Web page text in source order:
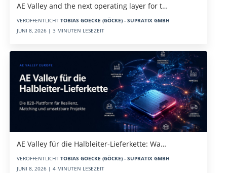
AE Valley and the next operating layer for t…
VERÖFFENTLICHT TOBIAS GOECKE (GÖCKE) - SUPRATIX GMBH
JUNI 8, 2026 | 3 MINUTEN LESEZEIT
AE Valley für die Halbleiter-Lieferkette: Wa…
VERÖFFENTLICHT TOBIAS GOECKE (GÖCKE) - SUPRATIX GMBH
JUNI 8, 2026 | 4 MINUTEN LESEZEIT